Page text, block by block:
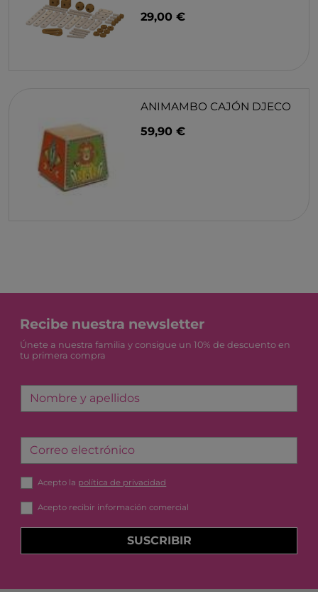
29,00 €
ANIMAMBO CAJÓN DJECO
59,90 €
Recibe nuestra newsletter
Únete a nuestra familia y consigue un 10% de descuento en
tu primera compra
Nombre y apellidos
Correo electrónico
Acepto la política de privacidad
Acepto recibir información comercial
SUSCRIBIR